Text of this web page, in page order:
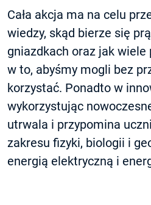
Cała akcja ma na celu
wiedzy, skąd bierze się
gniazdkach oraz jak wiele
w to, abyśmy mogli bez
korzystać. Ponadto w
wykorzystując
utrwala i przypomina
zakresu fizyki, biologii i
energią elektryczną i